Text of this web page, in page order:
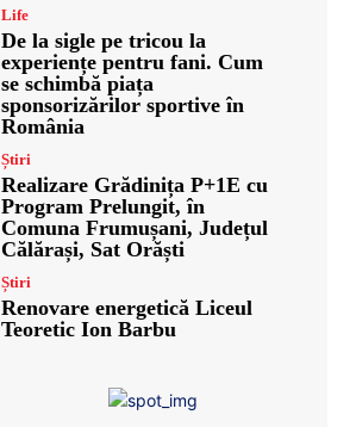
Life
De la sigle pe tricou la
experiențe pentru fani. Cum
se schimbă piața
sponsorizărilor sportive în
România
Știri
Realizare Grădinița P+1E cu
Program Prelungit, în
Comuna Frumușani, Județul
Călărași, Sat Orăști
Știri
Renovare energetică Liceul
Teoretic Ion Barbu